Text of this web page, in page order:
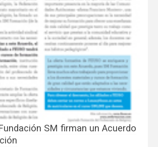
SM firman un Acuerdo